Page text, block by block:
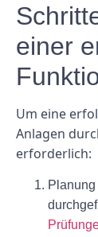
einer
Um eine
Anlagen
erforderlich: